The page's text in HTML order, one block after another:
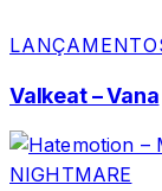
Valkeat – Vana